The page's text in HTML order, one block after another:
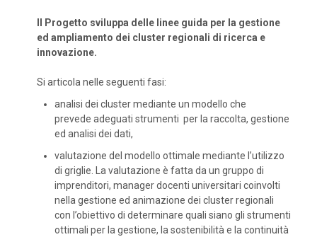
Il Progetto sviluppa delle linee guida per la gestione
ed ampliamento dei cluster regionali di ricerca e
innovazione.
Si articola nelle seguenti fasi:
analisi dei cluster mediante un modello che
prevede adeguati strumenti per la raccolta, gestione
ed analisi dei dati,
valutazione del modello ottimale mediante l’utilizzo
di griglie. La valutazione è fatta da un gruppo di
imprenditori, manager docenti universitari coinvolti
nella gestione ed animazione dei cluster regionali
con l’obiettivo di determinare quali siano gli strumenti
ottimali per la gestione, la sostenibilità e la continuità